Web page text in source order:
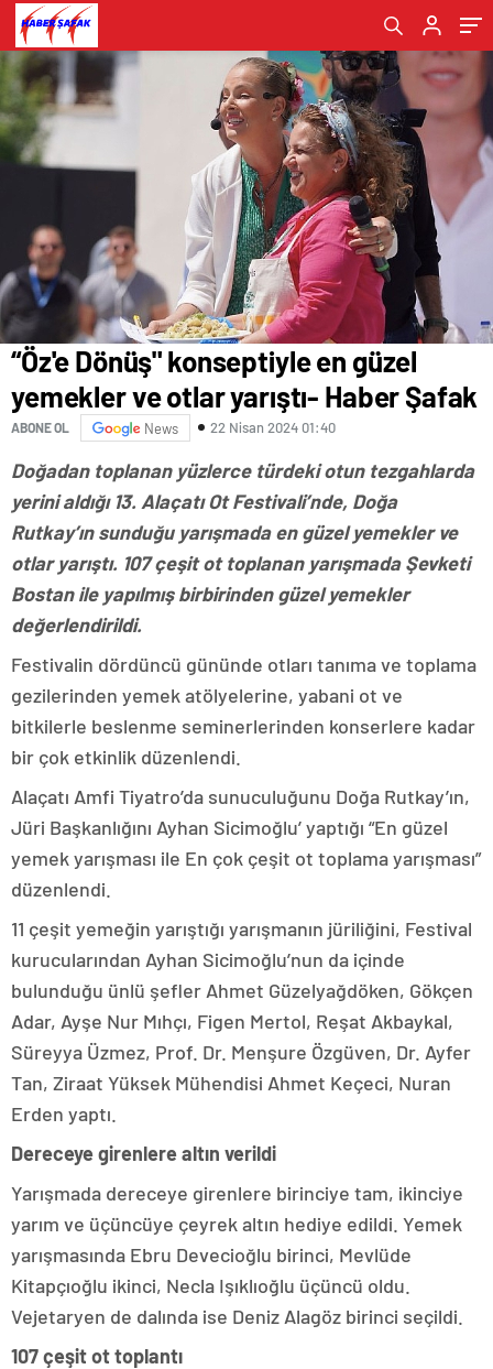
“Öz'e Dönüş" konseptiyle en güzel
yemekler ve otlar yarıştı- Haber Şafak
ABONE OL News 22 Nisan 2024 01:40
Doğadan toplanan yüzlerce türdeki otun tezgahlarda
yerini aldığı 13. Alaçatı Ot Festivali’nde, Doğa
Rutkay’ın sunduğu yarışmada en güzel yemekler ve
otlar yarıştı. 107 çeşit ot toplanan yarışmada Şevketi
Bostan ile yapılmış birbirinden güzel yemekler
değerlendirildi.
Festivalin dördüncü gününde otları tanıma ve toplama
gezilerinden yemek atölyelerine, yabani ot ve
bitkilerle beslenme seminerlerinden konserlere kadar
bir çok etkinlik düzenlendi.
Alaçatı Amfi Tiyatro’da sunuculuğunu Doğa Rutkay’ın,
Jüri Başkanlığını Ayhan Sicimoğlu’ yaptığı “En güzel
yemek yarışması ile En çok çeşit ot toplama yarışması”
düzenlendi.
11 çeşit yemeğin yarıştığı yarışmanın jüriliğini, Festival
kurucularından Ayhan Sicimoğlu’nun da içinde
bulunduğu ünlü şefler Ahmet Güzelyağdöken, Gökçen
Adar, Ayşe Nur Mıhçı, Figen Mertol, Reşat Akbaykal,
Süreyya Üzmez, Prof. Dr. Menşure Özgüven, Dr. Ayfer
Tan, Ziraat Yüksek Mühendisi Ahmet Keçeci, Nuran
Erden yaptı.
Dereceye girenlere altın verildi
Yarışmada dereceye girenlere birinciye tam, ikinciye
yarım ve üçüncüye çeyrek altın hediye edildi. Yemek
yarışmasında Ebru Devecioğlu birinci, Mevlüde
Kitapçıoğlu ikinci, Necla Işıklıoğlu üçüncü oldu.
Vejetaryen de dalında ise Deniz Alagöz birinci seçildi.
107 çeşit ot toplantı
Haber Şafak